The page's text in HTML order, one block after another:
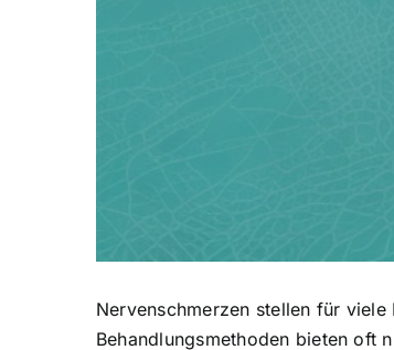
Nervenschmerzen stellen für
Behandlungsmethoden bieten oft